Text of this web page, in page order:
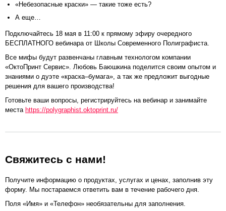
«Небезопасные краски» — такие тоже есть?
А еще…
Подключайтесь 18 мая в 11:00 к прямому эфиру очередного
БЕСПЛАТНОГО вебинара от Школы Современного Полиграфиста.
Все мифы будут развенчаны главным технологом компании
«ОктоПринт Сервис». Любовь Баюшкина поделится своим опытом и
знаниями о дуэте «краска–бумага», а так же предложит выгодные
решения для вашего производства!
Готовьте ваши вопросы, регистрируйтесь на вебинар и занимайте
места https://polygraphist.oktoprint.ru/
Свяжитесь с нами!
Получите информацию о продуктах, услугах и ценах, заполнив эту
форму. Мы постараемся ответить вам в течение рабочего дня.
Поля «Имя» и «Телефон» необязательны для заполнения.